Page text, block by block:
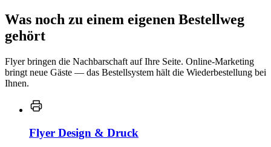
Was noch zu einem eigenen Bestellweg
gehört
Flyer bringen die Nachbarschaft auf Ihre Seite. Online-Marketing
bringt neue Gäste — das Bestellsystem hält die Wiederbestellung bei
Ihnen.
Flyer Design & Druck